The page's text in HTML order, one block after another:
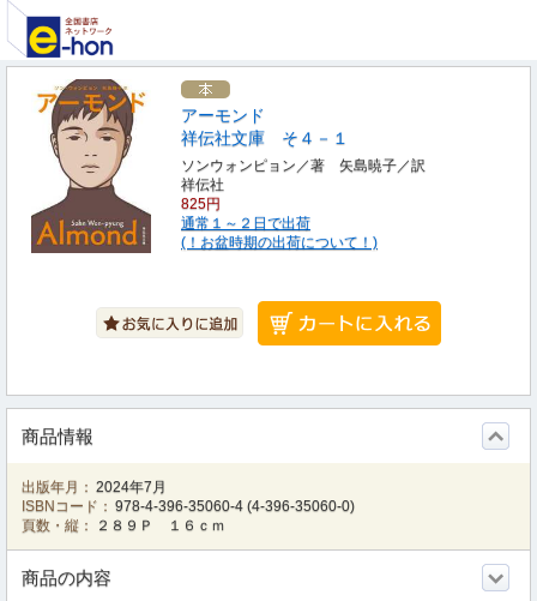
アーモンド
祥伝社文庫 そ４－１
ソンウォンピョン／著 矢島暁子／訳
祥伝社
825円
通常１～２日で出荷
(！お盆時期の出荷について！)
商品情報
出版年月： 2024年7月
ISBNコード： 978-4-396-35060-4 (4-396-35060-0)
頁数・縦：
２８９Ｐ １６ｃｍ
商品の内容